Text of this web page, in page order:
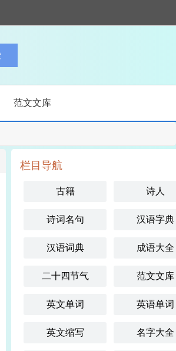
范文文库
栏目导航
古籍 诗人
诗词名句 汉语字典
汉语词典 成语大全
二十四节气 范文文库
英文单词 英语单词
英文缩写 名字大全